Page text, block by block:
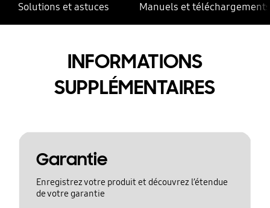
Solutions et astuces Manuels et téléchargements
INFORMATIONS
SUPPLÉMENTAIRES
Garantie
Enregistrez votre produit et découvrez l’étendue
de votre garantie